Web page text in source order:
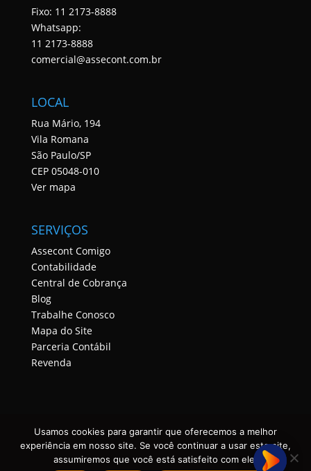
Fixo: 11 2173-8888
Whatsapp:
11 2173-8888
comercial@assecont.com.br
LOCAL
Rua Mário, 194
Vila Romana
São Paulo/SP
CEP 05048-010
Ver mapa
SERVIÇOS
Assecont Comigo
Contabilidade
Central de Cobrança
Blog
Trabalhe Conosco
Mapa do Site
Parceria Contábil
Revenda
ASSECONT CONTABILIDADE E TECNOLOGIA • TODOS OS
Usamos cookies para garantir que oferecemos a melhor
experiência em nosso site. Se você continuar a usar este site,
assumiremos que você está satisfeito com ele.